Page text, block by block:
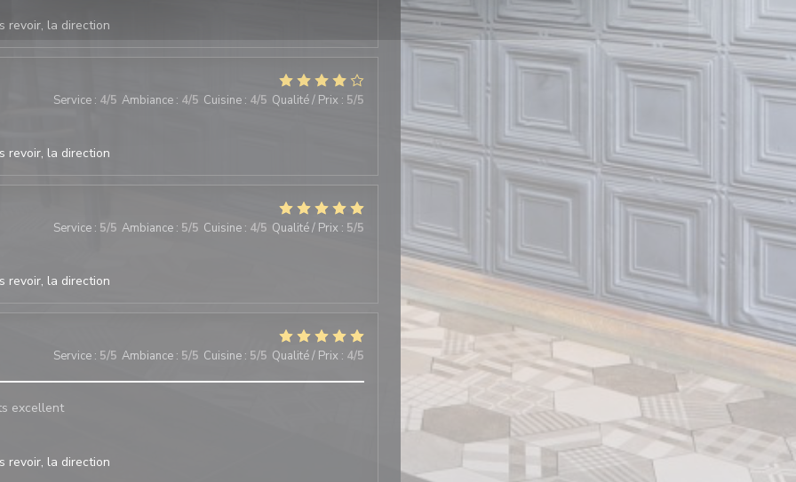
revoir, la direction
Service : 4/5 Ambiance : 4/5 Cuisine : 4/5 Qualité / Prix : 5/5
revoir, la direction
Service : 5/5 Ambiance : 5/5 Cuisine : 4/5 Qualité / Prix : 5/5
revoir, la direction
Service : 5/5 Ambiance : 5/5 Cuisine : 5/5 Qualité / Prix : 4/5
excellent
revoir, la direction